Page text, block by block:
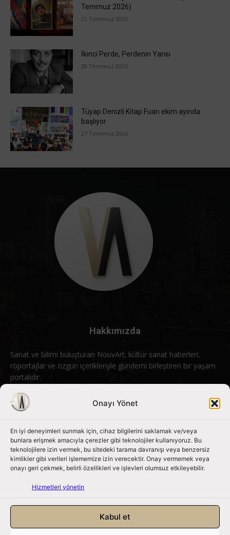
Onayı Yönet
En iyi deneyimleri sunmak için, cihaz bilgilerini saklamak ve/veya
bunlara erişmek amacıyla çerezler gibi teknolojiler kullanıyoruz. Bu
teknolojilere izin vermek, bu sitedeki tarama davranışı veya benzersiz
kimlikler gibi verileri işlememize izin verecektir. Onay vermemek veya
onayı geri çekmek, belirli özellikleri ve işlevleri olumsuz etkileyebilir.
Hizmetleri yönetin
Kabul et
Temmuz 2026)
31 Temmuz 2026
İkinci Perde, Perdenin Yarısı
28 Temmuz 2026
Tüyap Denizli Kitap Fuarı ekim ayında
başlıyor
27 Temmuz 2026
Hakkımızda
Sanat ve bilimi buluşturan NouvArt; kültür sanat haberleri,
röportajlar ve özgün içerikleriyle gündemi birleştiren bir yaşam
portalıdır.
Bizimle iletişime geçin: info@nouvart.net
Bizi Takip Edin